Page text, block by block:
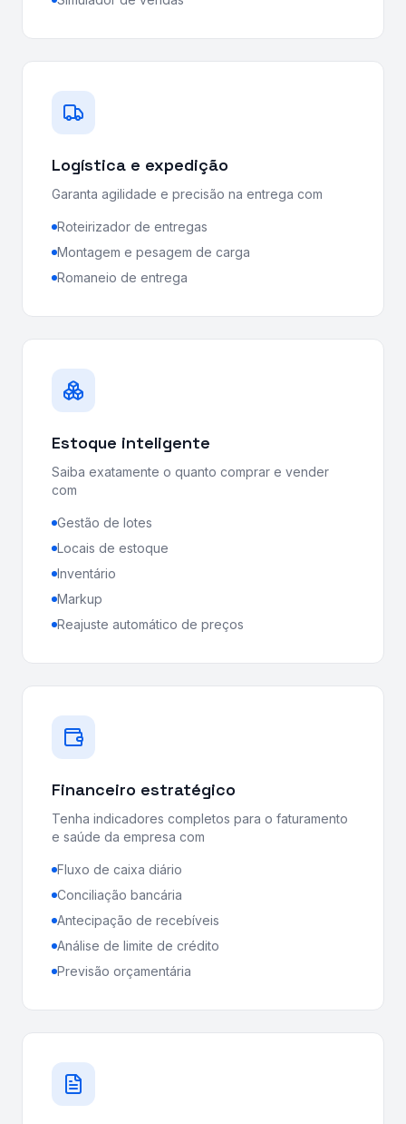
Logística e expedição
Garanta agilidade e precisão na entrega com
Roteirizador de entregas
Montagem e pesagem de carga
Romaneio de entrega
Estoque inteligente
Saiba exatamente o quanto comprar e vender
com
Gestão de lotes
Locais de estoque
Inventário
Markup
Reajuste automático de preços
Financeiro estratégico
Tenha indicadores completos para o faturamento
e saúde da empresa com
Fluxo de caixa diário
Conciliação bancária
Antecipação de recebíveis
Análise de limite de crédito
Previsão orçamentária